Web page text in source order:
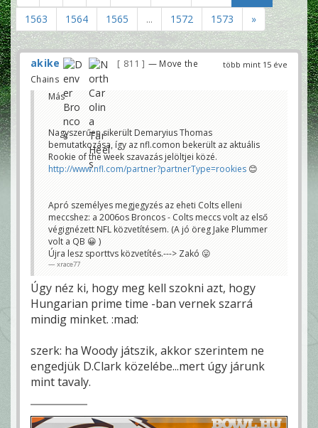
1563
1564 1565 ... 1572 1573 »
több mint 15 éve
akike 811
— Move the
Chains
Más
Nagyszerűen sikerült Demaryius Thomas
bemutatkozása, így az nfl.comon bekerült az aktuális
Rookie of the week szavazás jelöltjei közé.
http://www.nfl.com/partner?partnerType=rookies 😊
Apró személyes megjegyzés az eheti Colts elleni
meccshez: a 2006os Broncos - Colts meccs volt az első
végignézett NFL közvetítésem. (A jó öreg Jake Plummer
volt a QB 😀 )
Újra lesz sporttvs közvetítés.---> Zakó 😛
xrace77
Úgy néz ki, hogy meg kell szokni azt, hogy
Hungarian prime time -ban vernek szarrá
mindig minket. :mad:
szerk: ha Woody játszik, akkor szerintem ne
engedjük D.Clark közelébe...mert úgy járunk
mint tavaly.